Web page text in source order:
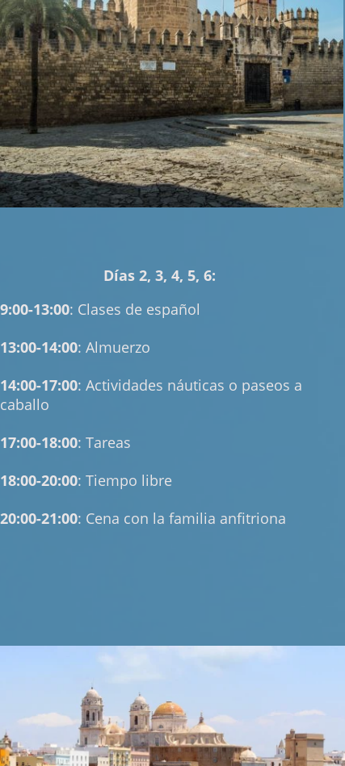
Días 2, 3, 4, 5, 6:
9:00-13:00: Clases de español
13:00-14:00: Almuerzo
14:00-17:00: Actividades náuticas o paseos a
caballo
17:00-18:00: Tareas
18:00-20:00: Tiempo libre
20:00-21:00: Cena con la familia anfitriona